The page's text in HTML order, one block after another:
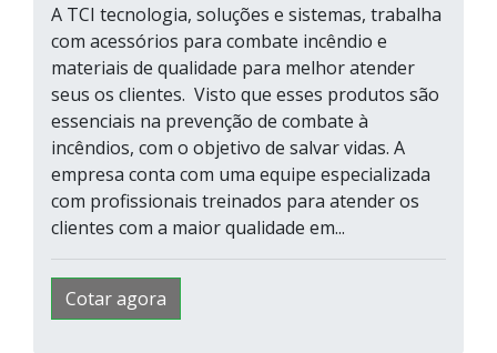
A TCI tecnologia, soluções e sistemas, trabalha
com acessórios para combate incêndio e
materiais de qualidade para melhor atender
seus os clientes. Visto que esses produtos são
essenciais na prevenção de combate à
incêndios, com o objetivo de salvar vidas. A
empresa conta com uma equipe especializada
com profissionais treinados para atender os
clientes com a maior qualidade em...
Cotar agora